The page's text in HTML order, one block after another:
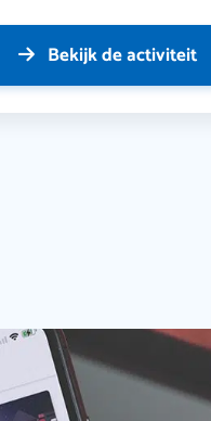
Bekijk de activiteit